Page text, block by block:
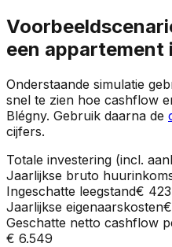
een appartement
Onderstaande simulatie
snel te zien hoe cashflow
Blégny. Gebruik daarna de
cijfers.
Totale investering (incl.
Jaarlijkse bruto
Ingeschatte leegstand€ 423
Jaarlijkse eigenaarskosten
Geschatte netto cashflow
€ 6.549